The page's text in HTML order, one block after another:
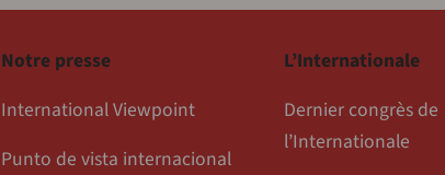
Notre presse
International Viewpoint
Punto de vista internacional
L’Internationale
Dernier congrès de
l’Internationale